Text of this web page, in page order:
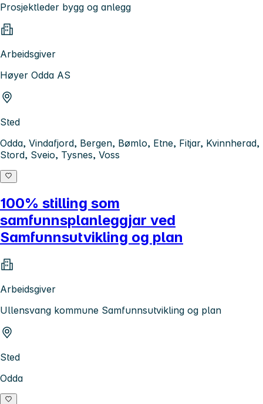
Prosjektleder bygg og anlegg
Arbeidsgiver
Høyer Odda AS
Sted
Odda, Vindafjord, Bergen, Bømlo, Etne, Fitjar, Kvinnherad,
Stord, Sveio, Tysnes, Voss
100% stilling som
samfunnsplanleggjar ved
Samfunnsutvikling og plan
Arbeidsgiver
Ullensvang kommune Samfunnsutvikling og plan
Sted
Odda